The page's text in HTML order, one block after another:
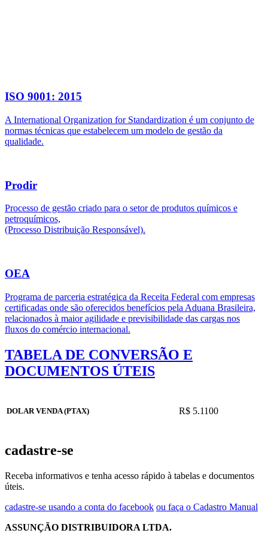
ISO 9001: 2015
A International Organization for Standardization é um conjunto de
normas técnicas que estabelecem um modelo de gestão da
qualidade.
Prodir
Processo de gestão criado para o setor de produtos químicos e
petroquímicos,
(Processo Distribuição Responsável).
OEA
Programa de parceria estratégica da Receita Federal com empresas
certificadas onde são oferecidos benefícios pela Aduana Brasileira,
relacionados à maior agilidade e previsibilidade das cargas nos
fluxos do comércio internacional.
TABELA DE CONVERSÃO E
DOCUMENTOS ÚTEIS
DOLAR VENDA (PTAX) R$ 5.1100
cadastre-se
Receba informativos e tenha acesso rápido à tabelas e documentos
úteis.
cadastre-se usando a conta do facebook ou faça o Cadastro Manual
ASSUNÇÃO DISTRIBUIDORA LTDA.